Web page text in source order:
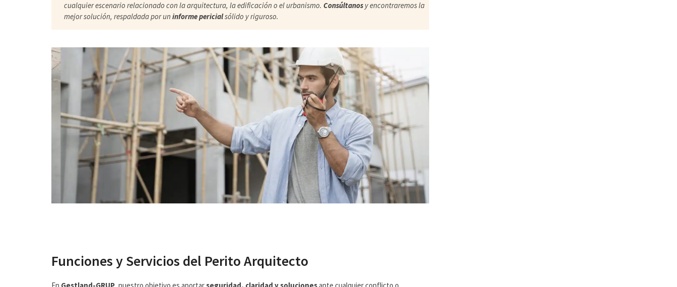
cualquier escenario relacionado con la arquitectura, la edificación o el urbanismo. Consúltanos y encontraremos la
mejor solución, respaldada por un informe pericialsólido y riguroso.
Funciones y Servicios del Perito Arquitecto